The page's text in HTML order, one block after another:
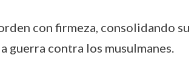
con firmeza, consolidando su
guerra contra los musulmanes.